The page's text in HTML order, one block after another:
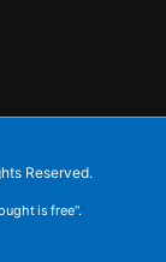
Reserved.
is free".